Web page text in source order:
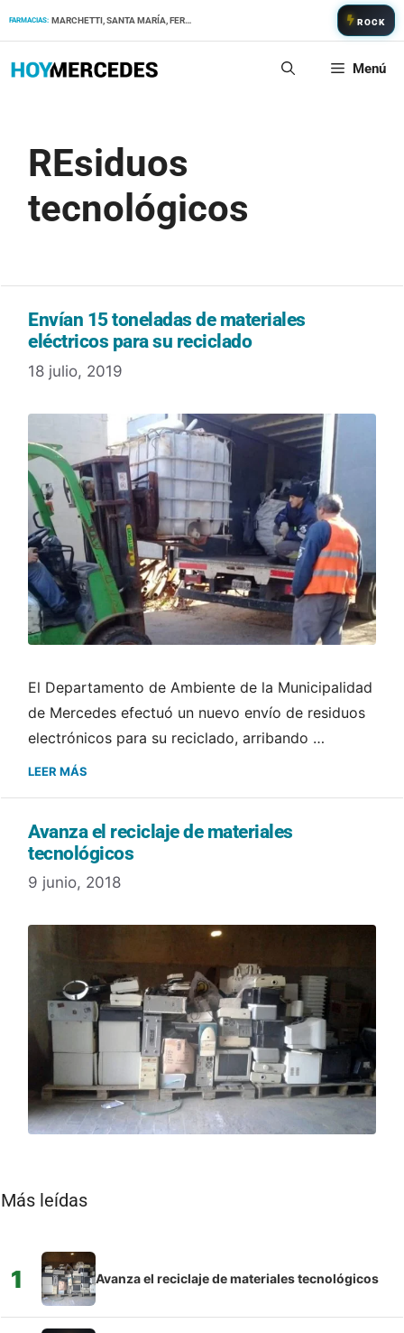
FARMACIAS: MARCHETTI, SANTA MARÍA, FERNANDEZ ROCK
Menú
REsiduos
tecnológicos
Envían 15 toneladas de materiales
eléctricos para su reciclado
18 julio, 2019
El Departamento de Ambiente de la Municipalidad
de Mercedes efectuó un nuevo envío de residuos
electrónicos para su reciclado, arribando …
LEER MÁS
Avanza el reciclaje de materiales
tecnológicos
9 junio, 2018
Más leídas
1 Avanza el reciclaje de materiales tecnológicos